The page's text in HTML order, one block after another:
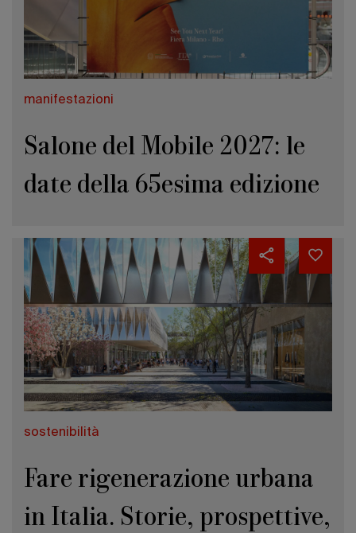
manifestazioni
Salone del Mobile 2027: le
date della 65esima edizione
sostenibilità
Fare rigenerazione urbana
in Italia. Storie, prospettive,